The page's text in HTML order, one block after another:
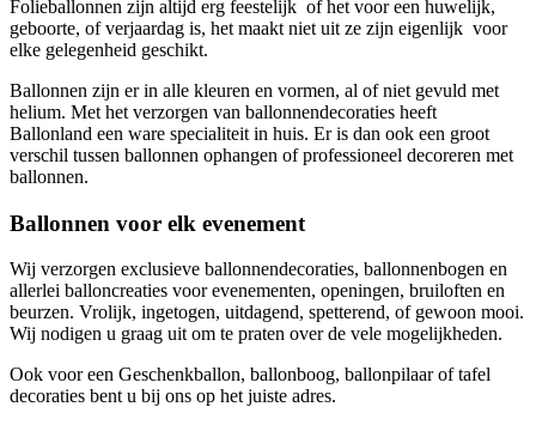
Folieballonnen zijn altijd erg feestelijk of het voor een huwelijk,
geboorte, of verjaardag is, het maakt niet uit ze zijn eigenlijk voor
elke gelegenheid geschikt.
Ballonnen zijn er in alle kleuren en vormen, al of niet gevuld met
helium. Met het verzorgen van ballonnendecoraties heeft
Ballonland een ware specialiteit in huis. Er is dan ook een groot
verschil tussen ballonnen ophangen of professioneel decoreren met
ballonnen.
Ballonnen voor elk evenement
Wij verzorgen exclusieve ballonnendecoraties, ballonnenbogen en
allerlei balloncreaties voor evenementen, openingen, bruiloften en
beurzen. Vrolijk, ingetogen, uitdagend, spetterend, of gewoon mooi.
Wij nodigen u graag uit om te praten over de vele mogelijkheden.
Ook voor een Geschenkballon, ballonboog, ballonpilaar of tafel
decoraties bent u bij ons op het juiste adres.